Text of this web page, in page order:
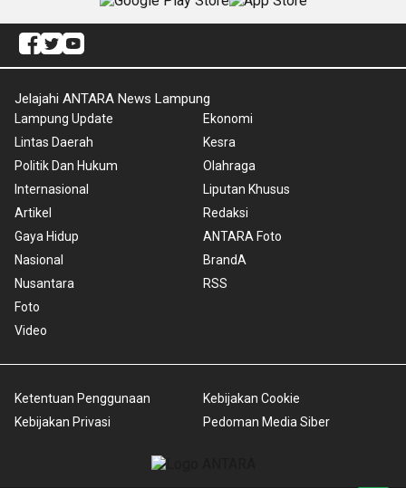
Jelajahi ANTARA News Lampung
Lampung Update
Lintas Daerah
Politik Dan Hukum
Internasional
Artikel
Gaya Hidup
Nasional
Nusantara
Foto
Video
Ekonomi
Kesra
Olahraga
Liputan Khusus
Redaksi
ANTARA Foto
BrandA
RSS
Ketentuan Penggunaan
Kebijakan Privasi
Kebijakan Cookie
Pedoman Media Siber